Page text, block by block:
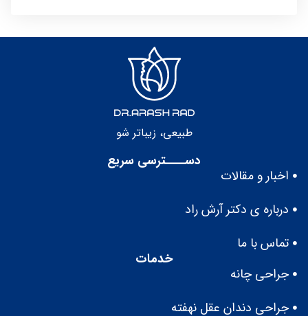
طبيعى، زيباتر شو
دســــترسی سریع
اخبار و مقالات
درباره ى دكتر آرش راد
تماس با ما
خدمات
جراحی چانه
جراحی دندان عقل نهفته